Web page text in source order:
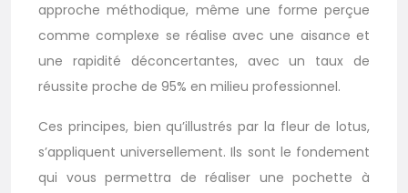
approche méthodique, même une forme perçue
comme complexe se réalise avec une aisance et
une rapidité déconcertantes, avec un taux de
réussite proche de 95% en milieu professionnel.
Ces principes, bien qu’illustrés par la fleur de lotus,
s’appliquent universellement. Ils sont le fondement
qui vous permettra de réaliser une pochette à